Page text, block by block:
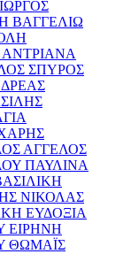
ΒΑΓΓΕΛΙΩ
ΑΝΤΡΙΑΝΑ
ΣΠΥΡΟΣ
ΑΓΓΕΛΟΣ
ΠΑΥΛΙΝΑ
ΝΙΚΟΛΑΣ
ΕΥΔΟΞΙΑ
ΕΙΡΗΝΗ
ΘΩΜΑΪΣ